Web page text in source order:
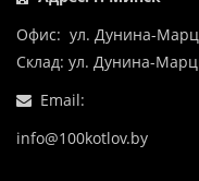
Офис: ул. Дунина-
Склад: ул. Дунина-
Email:
info@100kotlov.by